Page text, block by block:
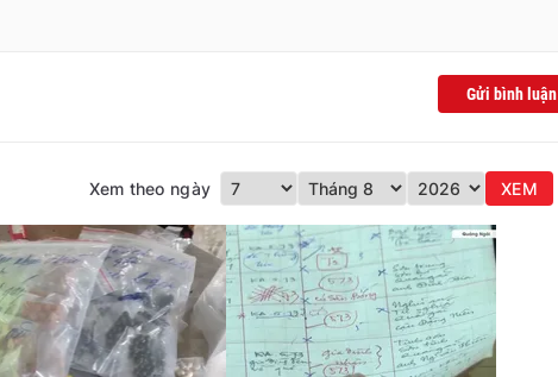
Gửi bình luận
Xem theo ngày XEM